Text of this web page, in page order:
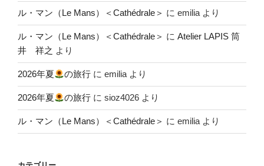
ル・マン（Le Mans）＜Cathédrale＞ に emilia より
ル・マン（Le Mans）＜Cathédrale＞ に Atelier LAPIS 筒
井 祥之 より
2026年夏 の旅行 にemilia より
2026年夏 の旅行 にsioz4026 より
ル・マン（Le Mans）＜Cathédrale＞ に emilia より